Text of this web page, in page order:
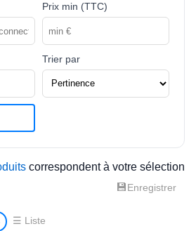
Prix min (TTC)
Trier par
correspondent à votre sélection
💾Enregistrer
☰ Liste